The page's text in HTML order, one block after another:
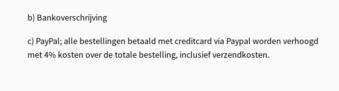
b) Bankoverschrijving
c) PayPal; alle bestellingen betaald met creditcard via Paypal worden verhoogd
met 4% kosten over de totale bestelling, inclusief verzendkosten.